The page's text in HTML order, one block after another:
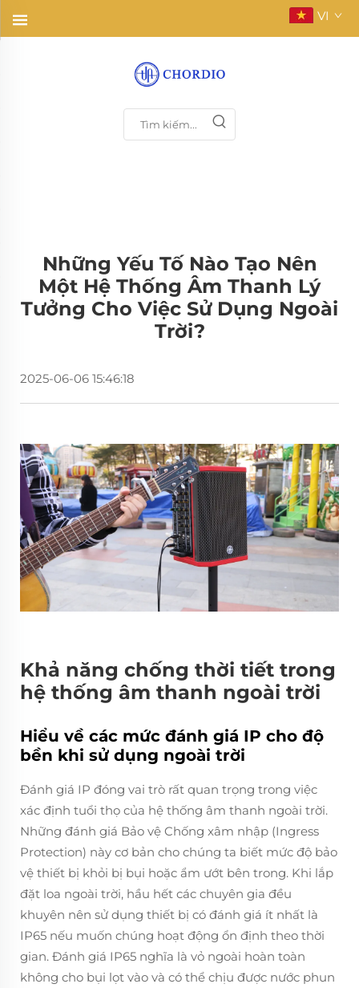
VI
Những Yếu Tố Nào Tạo Nên
Một Hệ Thống Âm Thanh Lý
Tưởng Cho Việc Sử Dụng Ngoài
Trời?
2025-06-06 15:46:18
Khả năng chống thời tiết trong
hệ thống âm thanh ngoài trời
Hiểu về các mức đánh giá IP cho độ
bền khi sử dụng ngoài trời
Đánh giá IP đóng vai trò rất quan trọng trong việc
xác định tuổi thọ của hệ thống âm thanh ngoài trời.
Những đánh giá Bảo vệ Chống xâm nhập (Ingress
Protection) này cơ bản cho chúng ta biết mức độ bảo
vệ thiết bị khỏi bị bụi hoặc ẩm ướt bên trong. Khi lắp
đặt loa ngoài trời, hầu hết các chuyên gia đều
khuyên nên sử dụng thiết bị có đánh giá ít nhất là
IP65 nếu muốn chúng hoạt động ổn định theo thời
gian. Đánh giá IP65 nghĩa là vỏ ngoài hoàn toàn
không cho bụi lọt vào và có thể chịu được nước phun